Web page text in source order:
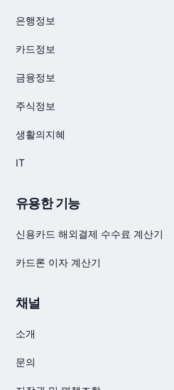
은행정보
카드정보
금융정보
주식정보
생활의지혜
IT
유용한 기능
신용카드 해외결제 수수료 계산기
카드론 이자 계산기
채널
소개
문의